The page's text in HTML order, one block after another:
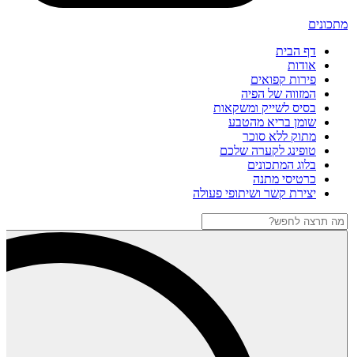
מתכונים
דף הבית
אודות
פירות קפואים
המזווה של הפיה
בסיס לשייק ומשקאות
שומן בריא מהטבע
מתוק ללא סוכר
טופינג לקערה שלכם
בלוג המתכונים
כרטיסי מתנה
יצירת קשר ושיתופי פעולה